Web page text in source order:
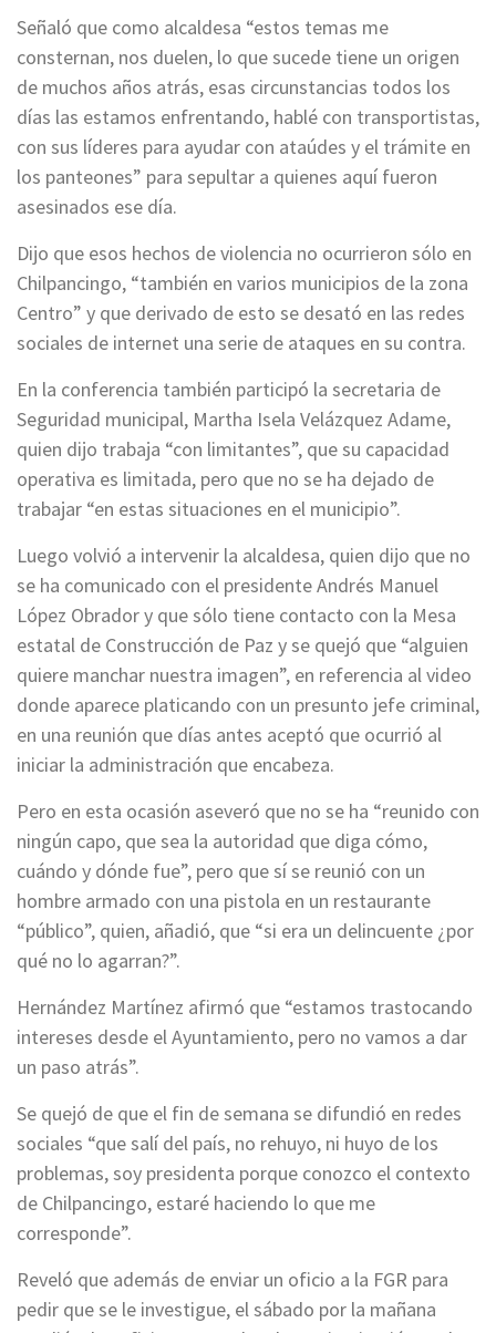
Señaló que como alcaldesa “estos temas me
consternan, nos duelen, lo que sucede tiene un origen
de muchos años atrás, esas circunstancias todos los
días las estamos enfrentando, hablé con transportistas,
con sus líderes para ayudar con ataúdes y el trámite en
los panteones” para sepultar a quienes aquí fueron
asesinados ese día.
Dijo que esos hechos de violencia no ocurrieron sólo en
Chilpancingo, “también en varios municipios de la zona
Centro” y que derivado de esto se desató en las redes
sociales de internet una serie de ataques en su contra.
En la conferencia también participó la secretaria de
Seguridad municipal, Martha Isela Velázquez Adame,
quien dijo trabaja “con limitantes”, que su capacidad
operativa es limitada, pero que no se ha dejado de
trabajar “en estas situaciones en el municipio”.
Luego volvió a intervenir la alcaldesa, quien dijo que no
se ha comunicado con el presidente Andrés Manuel
López Obrador y que sólo tiene contacto con la Mesa
estatal de Construcción de Paz y se quejó que “alguien
quiere manchar nuestra imagen”, en referencia al video
donde aparece platicando con un presunto jefe criminal,
en una reunión que días antes aceptó que ocurrió al
iniciar la administración que encabeza.
Pero en esta ocasión aseveró que no se ha “reunido con
ningún capo, que sea la autoridad que diga cómo,
cuándo y dónde fue”, pero que sí se reunió con un
hombre armado con una pistola en un restaurante
“público”, quien, añadió, que “si era un delincuente ¿por
qué no lo agarran?”.
Hernández Martínez afirmó que “estamos trastocando
intereses desde el Ayuntamiento, pero no vamos a dar
un paso atrás”.
Se quejó de que el fin de semana se difundió en redes
sociales “que salí del país, no rehuyo, ni huyo de los
problemas, soy presidenta porque conozco el contexto
de Chilpancingo, estaré haciendo lo que me
corresponde”.
Reveló que además de enviar un oficio a la FGR para
pedir que se le investigue, el sábado por la mañana